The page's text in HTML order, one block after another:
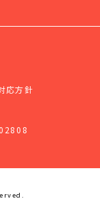
応方針